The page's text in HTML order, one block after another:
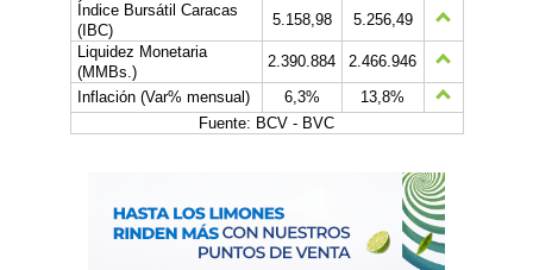
Índice Bursátil Caracas
(IBC)
5.158,98
5.256,49
Liquidez Monetaria
(MMBs.)
2.390.884
2.466.946
Inflación (Var% mensual)
6,3%
13,8%
Fuente: BCV - BVC